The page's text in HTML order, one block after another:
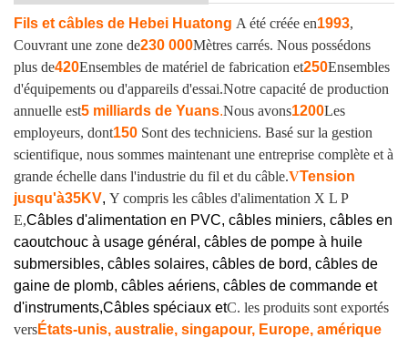
Fils et câbles de Hebei Huatong A été créée en1993,
Couvrant une zone de230 000Mètres carrés. Nous possédons
plus de420Ensembles de matériel de fabrication et250Ensembles
d'équipements ou d'appareils d'essai.Notre capacité de production
annuelle est5 milliards de Yuans.Nous avons1200Les
employeurs, dont150 Sont des techniciens. Basé sur la gestion
scientifique, nous sommes maintenant une entreprise complète et à
grande échelle dans l'industrie du fil et du câble.VTension
jusqu'à35KV, Y compris les câbles d'alimentation X L P
E,Câbles d'alimentation en PVC, câbles miniers, câbles en
caoutchouc à usage général, câbles de pompe à huile
submersibles, câbles solaires, câbles de bord, câbles de
gaine de plomb, câbles aériens, câbles de commande et
d'instruments,Câbles spéciaux etC. les produits sont exportés
versÉtats-unis, australie, singapour, Europe, amérique